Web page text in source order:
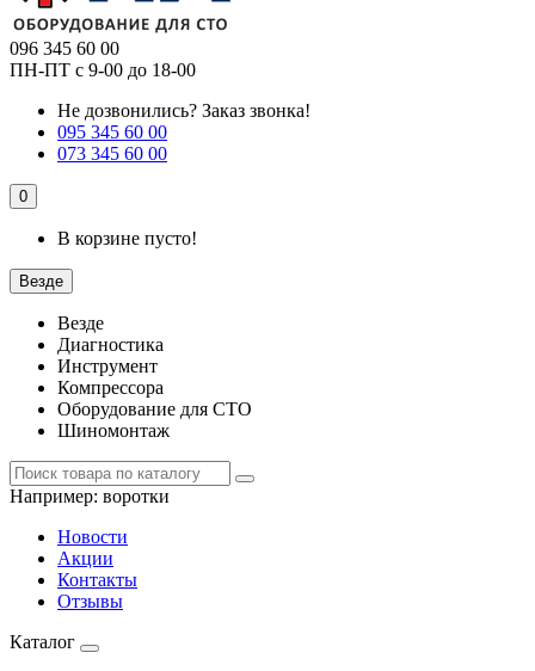
096 345 60 00
ПН-ПТ с 9-00 до 18-00
Не дозвонились? Заказ звонка!
095 345 60 00
073 345 60 00
0
В корзине пусто!
Везде
Везде
Диагностика
Инструмент
Компрессора
Оборудование для СТО
Шиномонтаж
Например: воротки
Новости
Акции
Контакты
Отзывы
Каталог